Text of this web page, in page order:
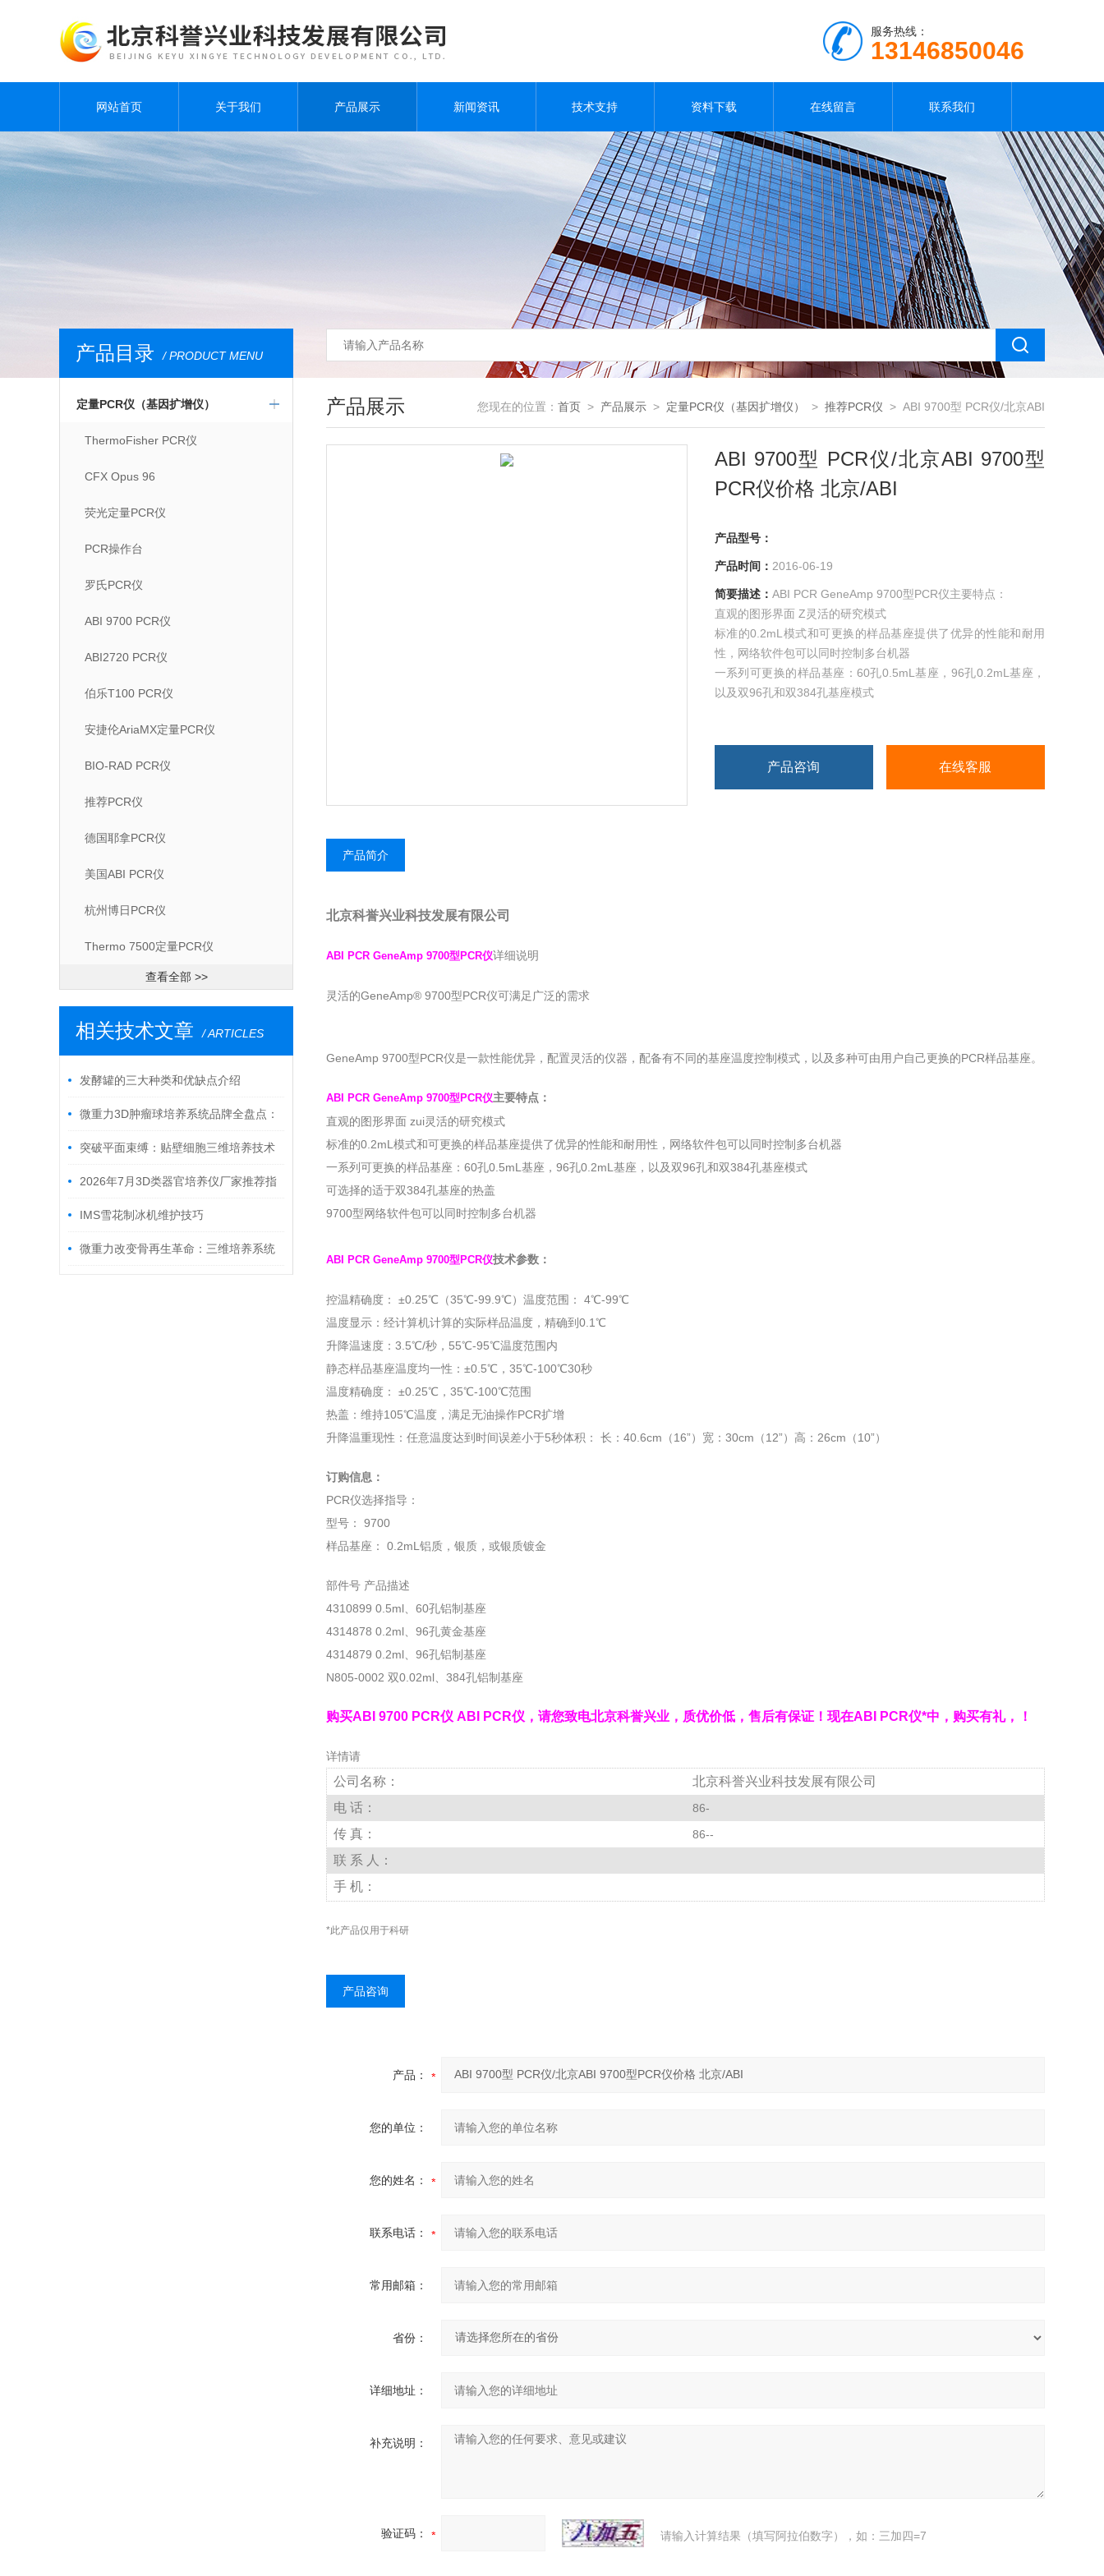
服务热线：
13146850046
网站首页 关于我们 产品展示 新闻资讯 技术支持 资料下载 在线留言 联系我们
产品目录 / PRODUCT MENU
定量PCR仪（基因扩增仪）
ThermoFisher PCR仪
CFX Opus 96
荧光定量PCR仪
PCR操作台
罗氏PCR仪
ABI 9700 PCR仪
ABI2720 PCR仪
伯乐T100 PCR仪
安捷伦AriaMX定量PCR仪
BIO-RAD PCR仪
推荐PCR仪
德国耶拿PCR仪
美国ABI PCR仪
杭州博日PCR仪
Thermo 7500定量PCR仪
查看全部 >>
相关技术文章 / ARTICLES
发酵罐的三大种类和优缺点介绍
微重力3D肿瘤球培养系统品牌全盘点：
2026年市场口碑与技术实力大横评
突破平面束缚：贴壁细胞三维培养技术
的革新与应用
2026年7月3D类器官培养仪厂家推荐指
南：3D类器官培养摇床、3D类器官培养设
备、3D类器官培养系统公司优选！
IMS雪花制冰机维护技巧
微重力改变骨再生革命：三维培养系统
产品展示 您现在的位置： 首页 > 产品展示 > 定量PCR仪（基因扩增仪） > 推荐PCR仪 > ABI 9700型 PCR仪/北京ABI
9700型PCR仪价格 北京/ABI
ABI 9700型 PCR仪/北京ABI 9700型
PCR仪价格 北京/ABI
产品型号：
产品时间： 2016-06-19
简要描述： ABI PCR GeneAmp 9700型PCR仪主要特点：
直观的图形界面 Z灵活的研究模式
标准的0.2mL模式和可更换的样品基座提供了优异的性能和耐用
性，网络软件包可以同时控制多台机器
一系列可更换的样品基座：60孔0.5mL基座，96孔0.2mL基座，
以及双96孔和双384孔基座模式
产品咨询 在线客服
产品简介
北京科誉兴业科技发展有限公司
ABI PCR GeneAmp 9700型PCR仪详细说明
灵活的GeneAmp® 9700型PCR仪可满足广泛的需求
GeneAmp 9700型PCR仪是一款性能优异，配置灵活的仪器，配备有不同的基座温度控制模式，以及多种可由用户自己更换的PCR样品基座。
ABI PCR GeneAmp 9700型PCR仪主要特点：
直观的图形界面 zui灵活的研究模式
标准的0.2mL模式和可更换的样品基座提供了优异的性能和耐用性，网络软件包可以同时控制多台机器
一系列可更换的样品基座：60孔0.5mL基座，96孔0.2mL基座，以及双96孔和双384孔基座模式
可选择的适于双384孔基座的热盖
9700型网络软件包可以同时控制多台机器
ABI PCR GeneAmp 9700型PCR仪技术参数：
控温精确度： ±0.25℃（35℃-99.9℃）温度范围： 4℃-99℃
温度显示：经计算机计算的实际样品温度，精确到0.1℃
升降温速度：3.5℃/秒，55℃-95℃温度范围内
静态样品基座温度均一性：±0.5℃，35℃-100℃30秒
温度精确度： ±0.25℃，35℃-100℃范围
热盖：维持105℃温度，满足无油操作PCR扩增
升降温重现性：任意温度达到时间误差小于5秒体积： 长：40.6cm（16”）宽：30cm（12”）高：26cm（10”）
订购信息：
PCR仪选择指导：
型号： 9700
样品基座： 0.2mL铝质，银质，或银质镀金
部件号 产品描述
4310899 0.5ml、60孔铝制基座
4314878 0.2ml、96孔黄金基座
4314879 0.2ml、96孔铝制基座
N805-0002 双0.02ml、384孔铝制基座
购买ABI 9700 PCR仪 ABI PCR仪，请您致电北京科誉兴业，质优价低，售后有保证！现在ABI PCR仪*中，购买有礼，！
详情请
公司名称：
北京科誉兴业科技发展有限公司
电 话： 86-
传 真： 86--
联 系 人：
手 机：
*此产品仅用于科研
产品咨询
产品：
您的单位：
您的姓名：
联系电话：
常用邮箱：
省份：
详细地址：
补充说明：
验证码： 请输入计算结果（填写阿拉伯数字），如：三加四=7